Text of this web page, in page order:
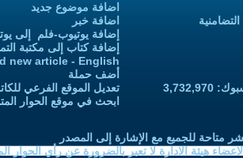
اضافة موضوع جديد
اضافة خبر
إضافة يوتيوب-فلم إلى
إضافة كتاب إلى مكتبة
new article - English
أضف حملة
تعديل الموقع الفرعي
ابحث في موقع الحوار
متاحة للجميع مع الإشارة إلى المصدر
هيئة الادارة لا تعبر بالضرورة عن رأي الحوار